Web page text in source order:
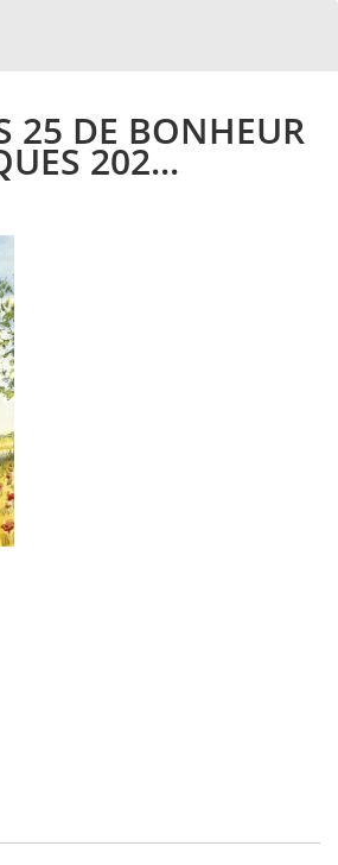
25 DE BONHEUR
202...